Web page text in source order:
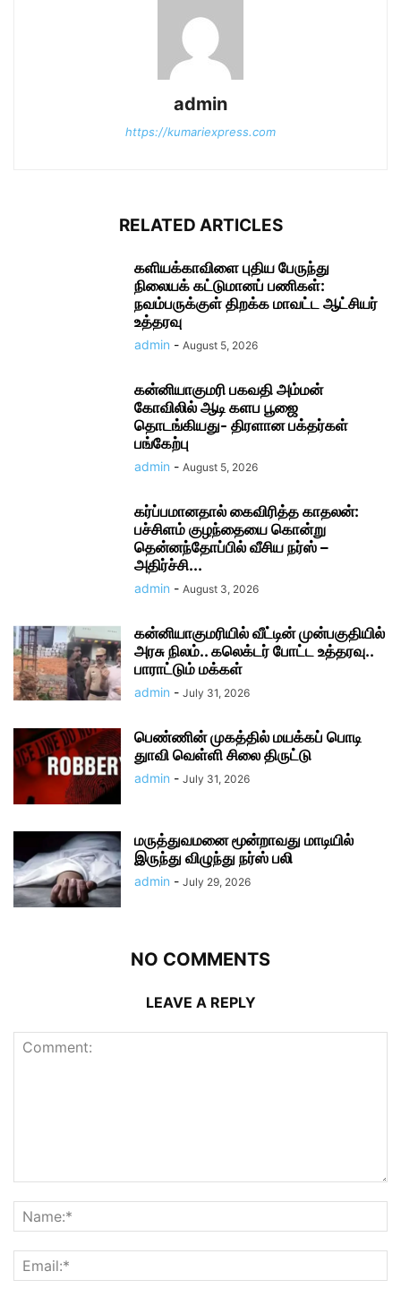
admin
https://kumariexpress.com
RELATED ARTICLES
களியக்காவிளை புதிய பேருந்து
நிலையக் கட்டுமானப் பணிகள்:
நவம்பருக்குள் திறக்க மாவட்ட ஆட்சியர்
உத்தரவு
admin - August 5, 2026
கன்னியாகுமரி பகவதி அம்மன்
கோவிலில் ஆடி களப பூஜை
தொடங்கியது- திரளான பக்தர்கள்
பங்கேற்பு
admin - August 5, 2026
கர்ப்பமானதால் கைவிரித்த காதலன்:
பச்சிளம் குழந்தையை கொன்று
தென்னந்தோப்பில் வீசிய நர்ஸ் –
அதிர்ச்சி...
admin - August 3, 2026
கன்னியாகுமரியில் வீட்டின் முன்பகுதியில்
அரசு நிலம்.. கலெக்டர் போட்ட உத்தரவு..
பாராட்டும் மக்கள்
admin - July 31, 2026
பெண்ணின் முகத்தில் மயக்கப் பொடி
துாவி வெள்ளி சிலை திருட்டு
admin - July 31, 2026
மருத்துவமனை மூன்றாவது மாடியில்
இருந்து விழுந்து நர்ஸ் பலி
admin - July 29, 2026
NO COMMENTS
LEAVE A REPLY